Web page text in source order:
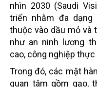
nhìn 2030 (Saudi
triển nhằm đa
thuộc vào dầu mỏ và
như an ninh lương
cao, công nghiệp thực
Trong đó, các mặt
quan tâm gồm gạo,